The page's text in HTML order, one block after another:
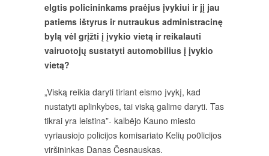
elgtis policininkams praėjus įvykiui ir jį jau
patiems ištyrus ir nutraukus administracinę
bylą vėl grįžti į įvykio vietą ir reikalauti
vairuotojų sustatyti automobilius į įvykio
vietą?
„Viską reikia daryti tiriant eismo įvykį, kad
nustatyti aplinkybes, tai viską galime daryti. Tas
tikrai yra leistina”- kalbėjo Kauno miesto
vyriausiojo policijos komisariato Kelių po0licijos
viršininkas Danas Česnauskas.